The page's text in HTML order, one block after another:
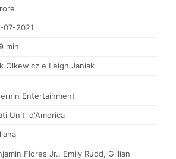
07-2021
min
Olkewicz e Leigh Janiak
Entertainment
Uniti d'America
Flores Jr., Emily Rudd, Gillian